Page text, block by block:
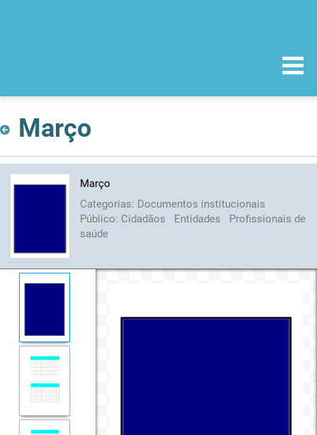
Março
Março
Categorias: Documentos institucionais
Público: Cidadãos Entidades
Profissionais de
saúde